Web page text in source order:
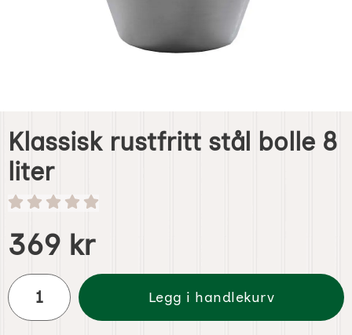
Klassisk rustfritt stål bolle 8
liter
Handle dette produktet, Klassisk rustfritt stål bolle 8 liter
pris
369 kr
antall
Legg i handlekurv